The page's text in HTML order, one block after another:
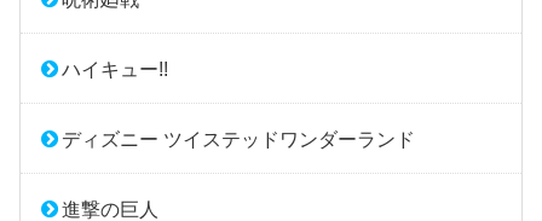
ハイキュー!!
ディズニー ツイステッドワンダーランド
進撃の巨人